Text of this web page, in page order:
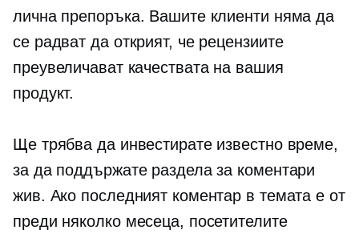
лична препоръка. Вашите клиенти няма да
се радват да открият, че рецензиите
преувеличават качествата на вашия
продукт.
Ще трябва да инвестирате известно време,
за да поддържате раздела за коментари
жив. Ако последният коментар в темата е от
преди няколко месеца, посетителите